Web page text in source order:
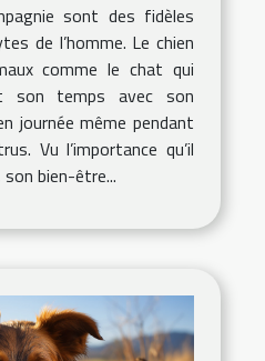
sont des fidèles
de l’homme. Le chien
comme le chat qui
son temps avec son
journée même pendant
Vu l’importance qu’il
son bien-être...